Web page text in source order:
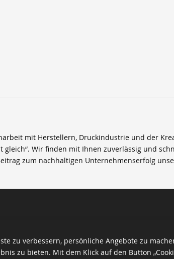
mit Herstellern, Druckindustrie und der
Wir finden mit Ihnen zuverlässig und
zum nachhaltigen Unternehmenserfolg
zu verbessern, persönliche Angebote zu
zu bieten. Mit dem Klick auf den Button